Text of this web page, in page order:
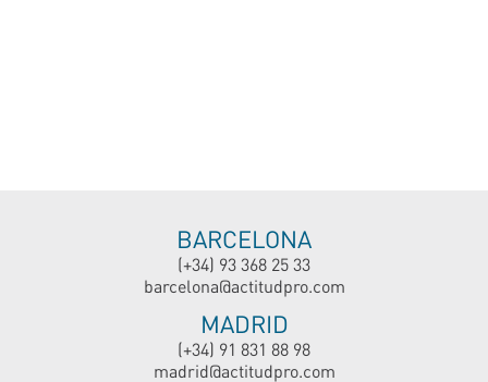
BARCELONA
(+34) 93 368 25 33
barcelona@actitudpro.com
MADRID
(+34) 91 831 88 98
madrid@actitudpro.com